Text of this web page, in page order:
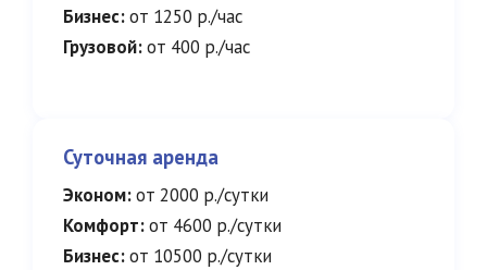
Бизнес:от 1250 р./час
Грузовой:от 400 р./час
Суточная аренда
Эконом:от 2000 р./сутки
Комфорт:от 4600 р./сутки
Бизнес:от 10500 р./сутки